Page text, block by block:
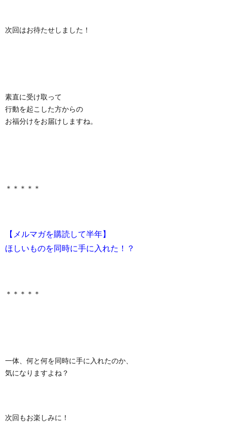
次回はお待たせしました！
素直に受け取って
行動を起こした方からの
お福分けをお届けしますね。
＊＊＊＊＊
【メルマガを購読して半年】
ほしいものを同時に手に入れた！？
＊＊＊＊＊
一体、何と何を同時に手に入れたのか、
気になりますよね？
次回もお楽しみに！